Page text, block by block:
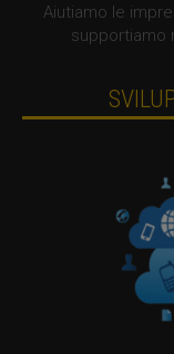
Aiutiamo le
supportiamo